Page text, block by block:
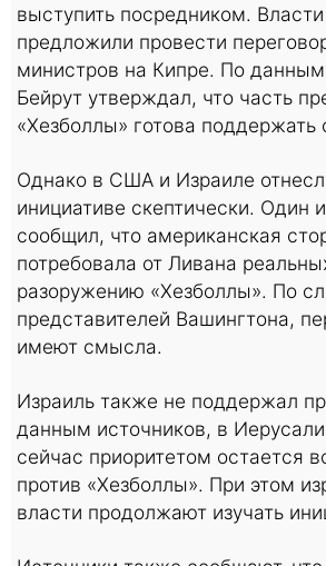
выступить посредником.
предложили провести
министров на Кипре. По данным
Бейрут утверждал, что часть
«Хезболлы» готова поддержать
Однако в США и Израиле
инициативе скептически. Один
сообщил, что американская
потребовала от Ливана
разоружению «Хезболлы». По
представителей Вашингтона,
имеют смысла.
Израиль также не поддержал
данным источников, в
сейчас приоритетом остается
против «Хезболлы». При этом
власти продолжают изучать